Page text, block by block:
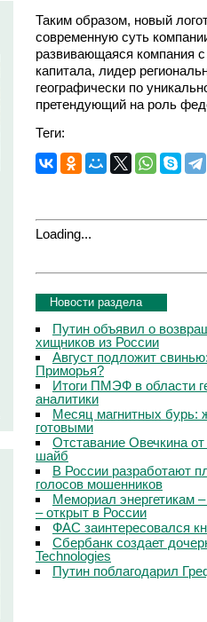
Таким образом, новый
современную суть
развивающаяся компания
капитала, лидер
географически по
претендующий на роль
Теги:
Loading...
Новости раздела
Путин объявил о
хищников из России
Август подложит
Приморья?
Итоги ПМЭФ в области
аналитики
Месяц магнитных бурь:
готовыми
Отставание Овечкина
шайб
В России разработают
голосов мошенников
Мемориал энергетикам
– открыт в России
ФАС заинтересовался
Сбербанк создает
Technologies
Путин поблагодарил